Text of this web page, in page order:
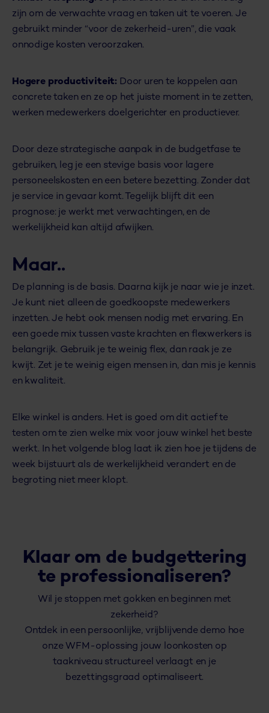
zijn om de verwachte vraag en taken uit te voeren. Je
gebruikt minder “voor de zekerheid-uren”, die vaak
onnodige kosten veroorzaken.
Hogere productiviteit: Door uren te koppelen aan
concrete taken en ze op het juiste moment in te zetten,
werken medewerkers doelgerichter en productiever.
Door deze strategische aanpak in de budgetfase te
gebruiken, leg je een stevige basis voor lagere
personeelskosten en een betere bezetting. Zonder dat
je service in gevaar komt. Tegelijk blijft dit een
prognose: je werkt met verwachtingen, en de
werkelijkheid kan altijd afwijken.
Maar..
De planning is de basis. Daarna kijk je naar wie je inzet.
Je kunt niet alleen de goedkoopste medewerkers
inzetten. Je hebt ook mensen nodig met ervaring. En
een goede mix tussen vaste krachten en flexwerkers is
belangrijk. Gebruik je te weinig flex, dan raak je ze
kwijt. Zet je te weinig eigen mensen in, dan mis je kennis
en kwaliteit.
Elke winkel is anders. Het is goed om dit actief te
testen om te zien welke mix voor jouw winkel het beste
werkt. In het volgende blog laat ik zien hoe je tijdens de
week bijstuurt als de werkelijkheid verandert en de
begroting niet meer klopt.
Klaar om de budgettering
te professionaliseren?
Wil je stoppen met gokken en beginnen met
zekerheid?
Ontdek in een persoonlijke, vrijblijvende demo hoe
onze WFM-oplossing jouw loonkosten op
taakniveau structureel verlaagt en je
bezettingsgraad optimaliseert.